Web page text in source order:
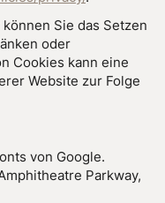
Sie das Setzen
oder
Cookies kann eine
Website zur Folge
von Google.
Parkway,